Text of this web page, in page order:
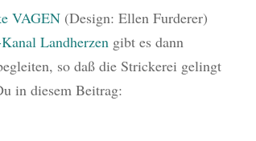
VAGEN(Design: Ellen Furderer)
Landherzengibt es dann
so daß die Strickerei gelingt
in diesem Beitrag: